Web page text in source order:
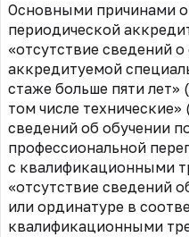
Основными причинами
периодической
«отсутствие сведений
аккредитуемой
стаже больше пяти
том числе технические»
сведений об обучении
профессиональной
с квалификационными
«отсутствие сведений
или ординатуре в
квалификационными